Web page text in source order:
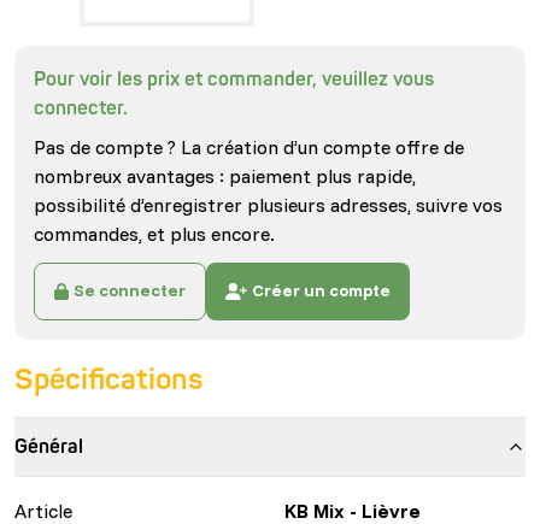
Pour voir les prix et commander, veuillez vous
connecter.
Pas de compte ? La création d’un compte offre de
nombreux avantages : paiement plus rapide,
possibilité d’enregistrer plusieurs adresses, suivre vos
commandes, et plus encore.
Se connecter Créer un compte
Spécifications
Général
Article
KB Mix - Lièvre